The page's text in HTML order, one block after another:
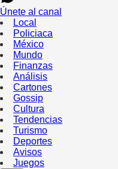
Únete al canal
Local
Policiaca
México
Mundo
Finanzas
Análisis
Cartones
Gossip
Cultura
Tendencias
Turismo
Deportes
Avisos
Juegos